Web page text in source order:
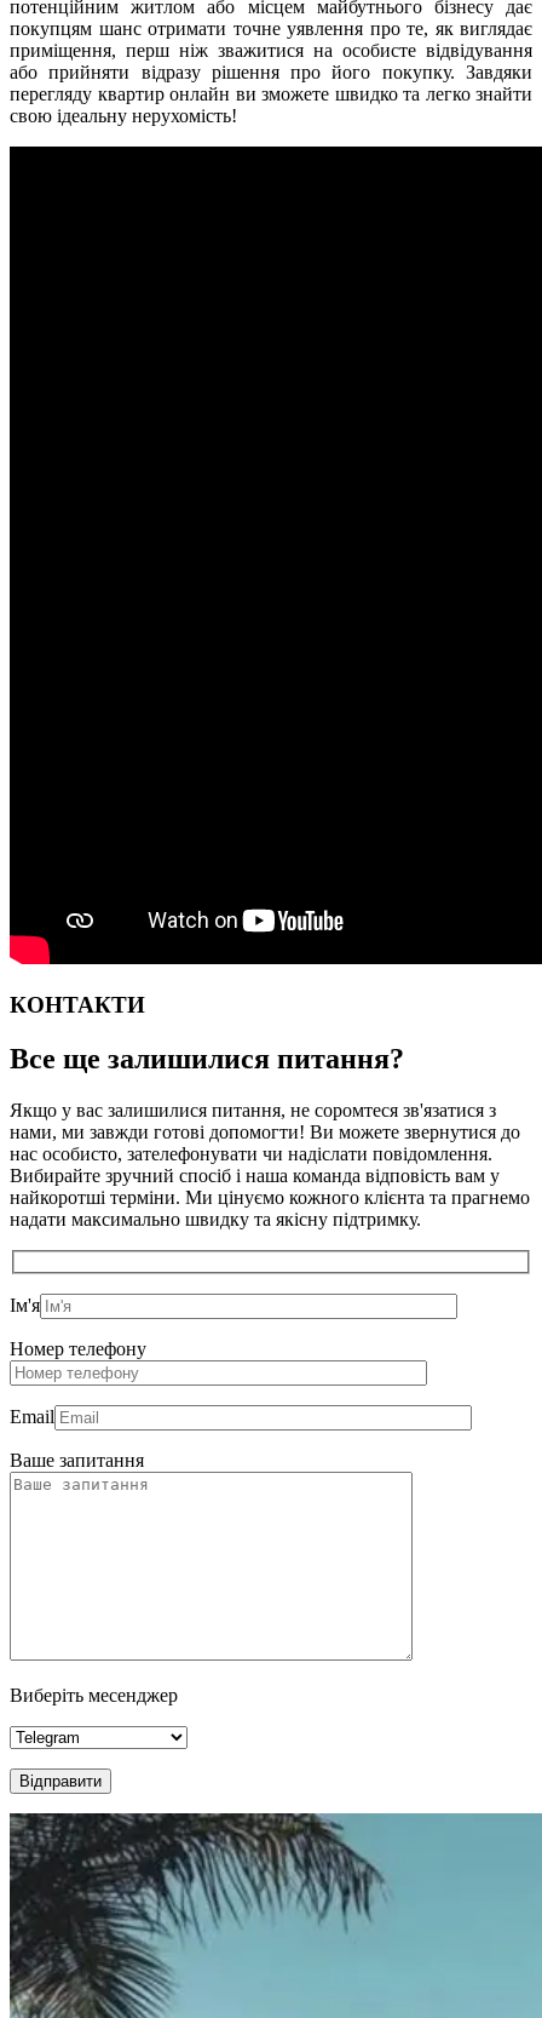
потенційним житлом або місцем майбутнього бізнесу дає
покупцям шанс отримати точне уявлення про те, як виглядає
приміщення, перш ніж зважитися на особисте відвідування
або прийняти відразу рішення про його покупку. Завдяки
перегляду квартир онлайн ви зможете швидко та легко знайти
свою ідеальну нерухомість!
КОНТАКТИ
Все ще залишилися питання?
Якщо у вас залишилися питання, не соромтеся зв'язатися з
нами, ми завжди готові допомогти! Ви можете звернутися до
нас особисто, зателефонувати чи надіслати повідомлення.
Вибирайте зручний спосіб і наша команда відповість вам у
найкоротші терміни. Ми цінуємо кожного клієнта та прагнемо
надати максимально швидку та якісну підтримку.
Ім'я
Номер телефону
Email
Ваше запитання
Виберіть месенджер